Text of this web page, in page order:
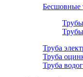
Бесшовные
Труба
Труба
Труба